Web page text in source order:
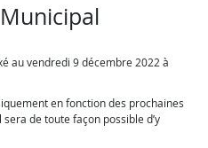
au vendredi 9 décembre 2022 à
en fonction des prochaines
de toute façon possible d’y